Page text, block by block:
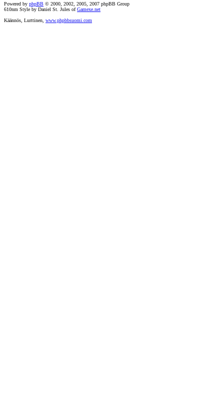
Powered by phpBB © 2000, 2002, 2005, 2007 phpBB Group
610nm Style by Daniel St. Jules ofGamexe.net
Käännös, Lurttinen, www.phpbbsuomi.com